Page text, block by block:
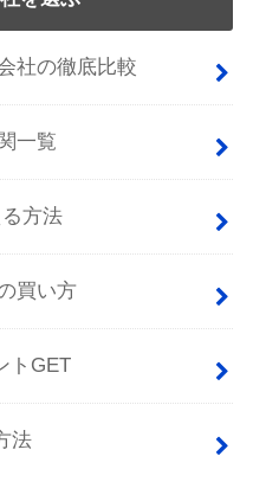
社の徹底比較
一覧
方法
買い方
トGET
法